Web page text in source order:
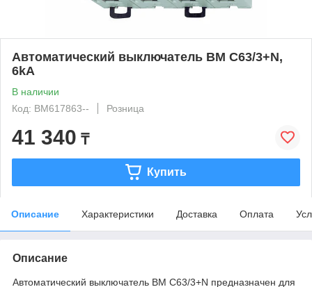
Автоматический выключатель BM C63/3+N,
6kA
В наличии
Код: BM617863--
Розница
41 340 ₸
Купить
Описание Характеристики Доставка Оплата
Описание
Автоматический выключатель BM C63/3+N предназначен для